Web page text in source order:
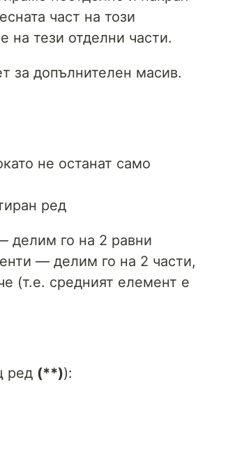
част на този
на тези отделни части.
за допълнителен масив.
не останат само
ред
делим го на 2 равни
— делим го на 2 части,
(т.е. средният елемент е
ред (**)):